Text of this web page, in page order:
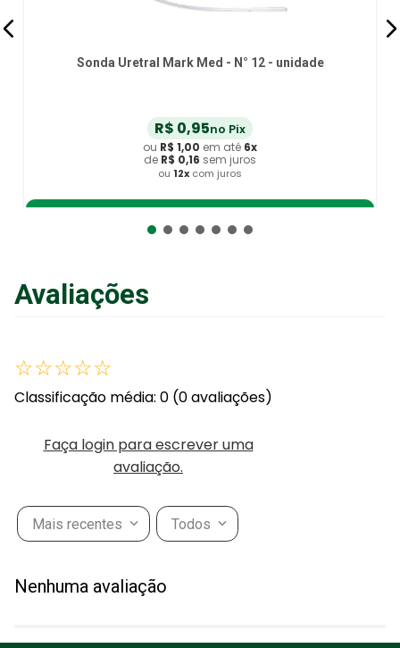
Sonda Uretral Mark Med - N° 12 - unidade
R$ 0,95no Pix
ou R$ 1,00 em até 6x
de R$ 0,16 sem juros
ou 12x com juros
Avaliações
☆☆☆☆☆
Classificação média: 0 (0 avaliações)
Faça login para escrever uma
avaliação.
Mais recentes Todos
Nenhuma avaliação